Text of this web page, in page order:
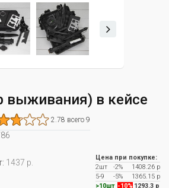
выживания) в кейсе
2.78 всего 9
1437 р.
Цена при покупке:
2шт
-2%
1408.26 р
5-9
-5%
1365.15 р
>10шт -10% 1293.3 р